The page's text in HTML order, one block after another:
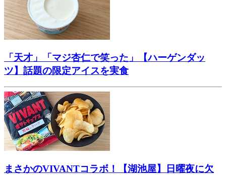
「天才」「マジ杏仁で笑った」【ハーゲンダッ
ツ】話題の限定アイスを実食
まさかのVIVANTコラボ！【湖池屋】日曜夜に欠